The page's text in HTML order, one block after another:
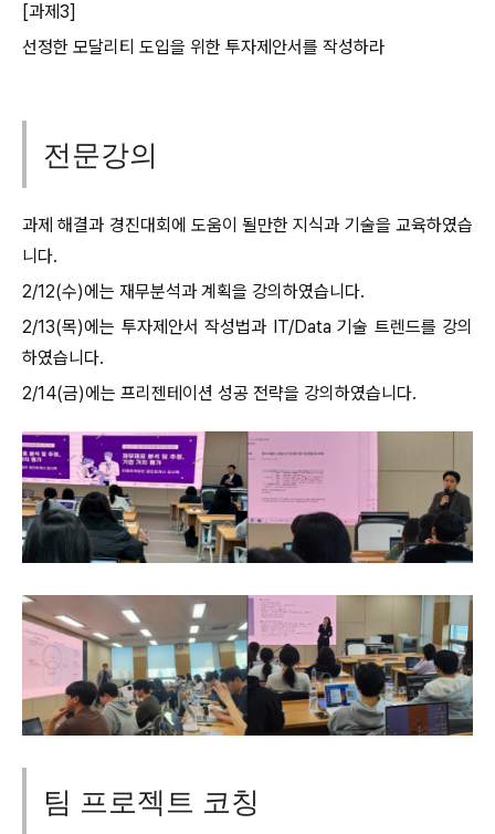
[과제3]
선정한 모달리티 도입을 위한 투자제안서를 작성하라
전문강의
과제 해결과 경진대회에 도움이 될만한 지식과 기술을 교육하였습
니다.
2/12(수)에는 재무분석과 계획을 강의하였습니다.
2/13(목)에는 투자제안서 작성법과 IT/Data 기술 트렌드를 강의
하였습니다.
2/14(금)에는 프리젠테이션 성공 전략을 강의하였습니다.
팀 프로젝트 코칭